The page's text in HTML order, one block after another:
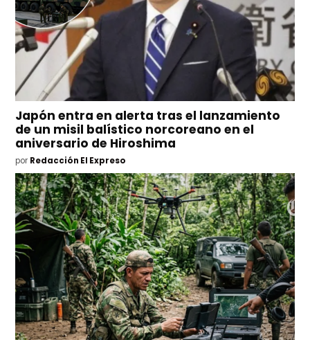
Japón entra en alerta tras el lanzamiento
de un misil balístico norcoreano en el
aniversario de Hiroshima
por Redacción El Expreso